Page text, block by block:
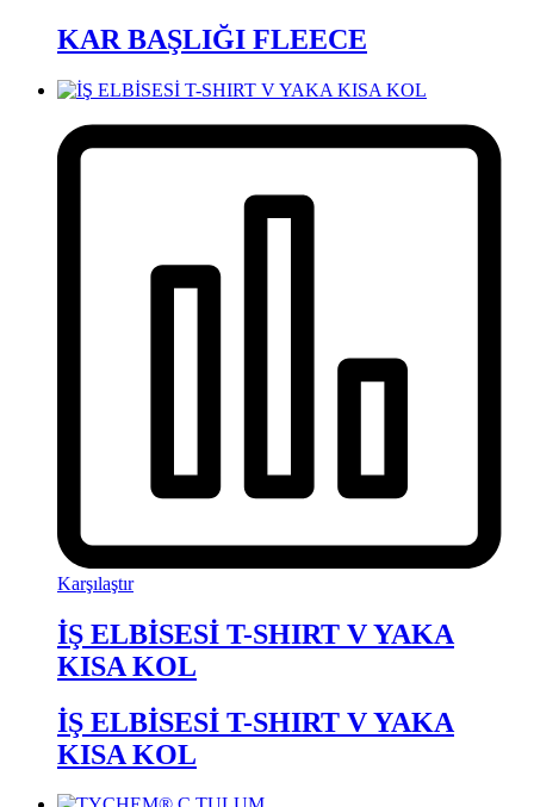
KAR BAŞLIĞI FLEECE
Karşılaştır
İŞ ELBİSESİ T-SHIRT V YAKA
KISA KOL
İŞ ELBİSESİ T-SHIRT V YAKA
KISA KOL